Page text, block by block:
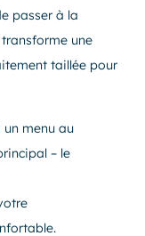
passer à la
une
taillée pour
menu au
– le